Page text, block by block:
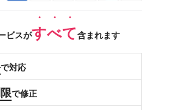
ビスがすべて含まれます
で対応
で修正